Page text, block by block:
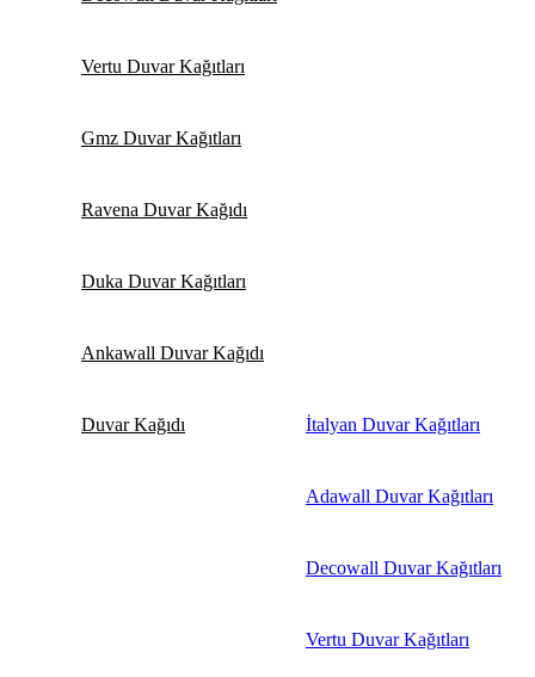
Vertu Duvar Kağıtları
Gmz Duvar Kağıtları
Ravena Duvar Kağıdı
Duka Duvar Kağıtları
Ankawall Duvar Kağıdı
Duvar Kağıdı İtalyan Duvar Kağıtları
Adawall Duvar Kağıtları
Decowall Duvar Kağıtları
Vertu Duvar Kağıtları